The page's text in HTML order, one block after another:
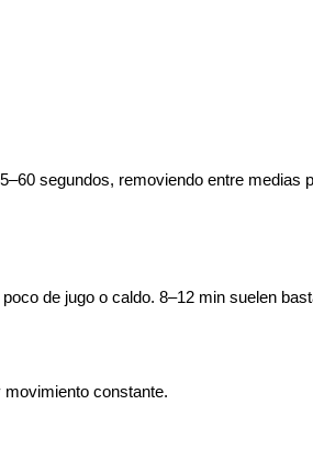
segundos, removiendo entre
de jugo o caldo. 8–12 min suelen
constante.